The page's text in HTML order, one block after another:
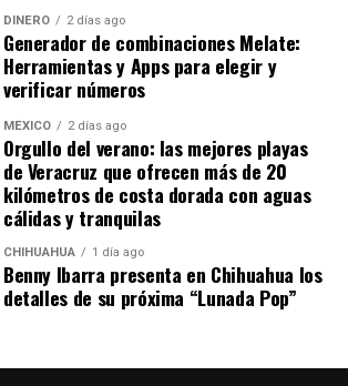
DINERO 2 días ago
Generador de combinaciones Melate:
Herramientas y Apps para elegir y
verificar números
MÉXICO 2 días ago
Orgullo del verano: las mejores playas
de Veracruz que ofrecen más de 20
kilómetros de costa dorada con aguas
cálidas y tranquilas
CHIHUAHUA 1 día ago
Benny Ibarra presenta en Chihuahua los
detalles de su próxima “Lunada Pop”